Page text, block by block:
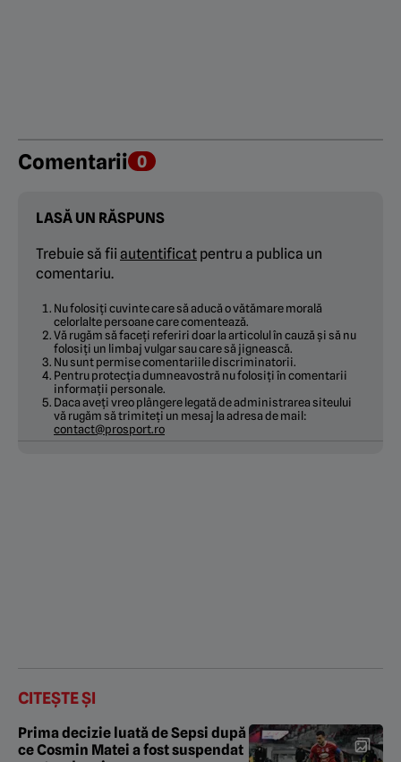
Comentarii 0
LASĂ UN RĂSPUNS
Trebuie să fii autentificat pentru a publica un
comentariu.
Nu folosiți cuvinte care să aducă o vătămare morală
celorlalte persoane care comentează.
Vă rugăm să faceți referiri doar la articolul în cauză și să nu
folosiți un limbaj vulgar sau care să jignească.
Nu sunt permise comentariile discriminatorii.
Pentru protecția dumneavostră nu folosiți în comentarii
informații personale.
Daca aveți vreo plângere legată de administrarea siteului
vă rugăm să trimiteți un mesaj la adresa de mail:
contact@prosport.ro
CITEȘTE ȘI
Prima decizie luată de Sepsi după
ce Cosmin Matei a fost suspendat